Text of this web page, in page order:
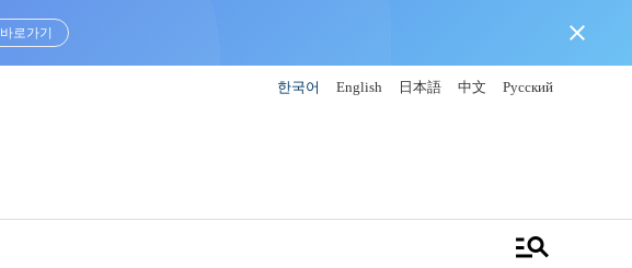
바로가기 close
한국어 English 日本語 中文 Русский
manage_search